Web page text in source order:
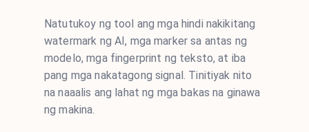
Natutukoy ng tool ang mga hindi nakikitang
watermark ng AI, mga marker sa antas ng
modelo, mga fingerprint ng teksto, at iba
pang mga nakatagong signal. Tinitiyak nito
na naaalis ang lahat ng mga bakas na ginawa
ng makina.